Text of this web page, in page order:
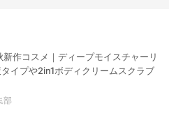
新作コスメ｜ディープモイスチャーリ
イプや2in1ボディクリームスクラブ
部